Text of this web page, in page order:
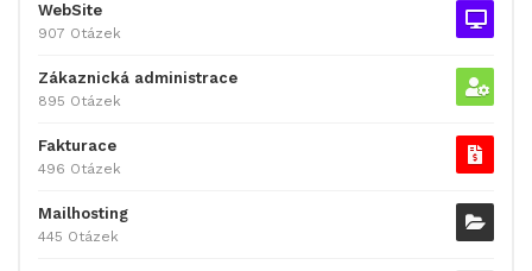
WebSite
907 Otázek
Zákaznická administrace
895 Otázek
Fakturace
496 Otázek
Mailhosting
445 Otázek